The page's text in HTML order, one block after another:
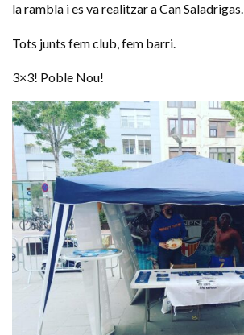
la rambla i es va realitzar a Can Saladrigas.
Tots junts fem club, fem barri.
3×3! Poble Nou!